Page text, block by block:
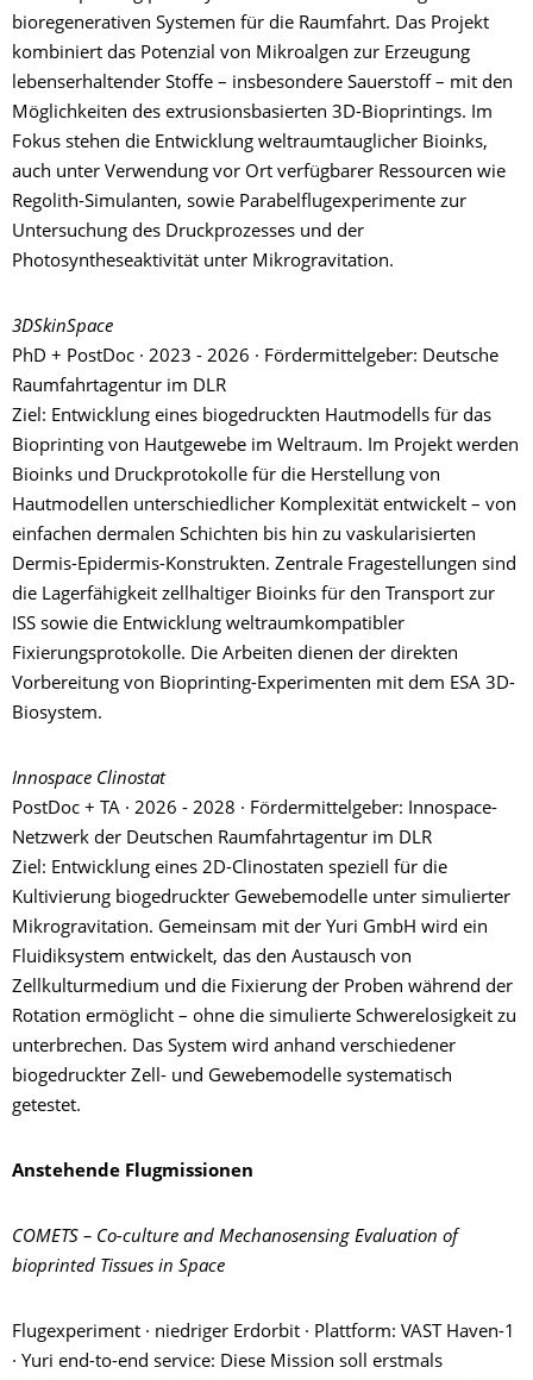
bioregenerativen Systemen für die Raumfahrt. Das Projekt
kombiniert das Potenzial von Mikroalgen zur Erzeugung
lebenserhaltender Stoffe – insbesondere Sauerstoff – mit den
Möglichkeiten des extrusionsbasierten 3D-Bioprintings. Im
Fokus stehen die Entwicklung weltraumtauglicher Bioinks,
auch unter Verwendung vor Ort verfügbarer Ressourcen wie
Regolith-Simulanten, sowie Parabelflugexperimente zur
Untersuchung des Druckprozesses und der
Photosyntheseaktivität unter Mikrogravitation.
3DSkinSpace
PhD + PostDoc · 2023 - 2026 · Fördermittelgeber: Deutsche
Raumfahrtagentur im DLR
Ziel: Entwicklung eines biogedruckten Hautmodells für das
Bioprinting von Hautgewebe im Weltraum. Im Projekt werden
Bioinks und Druckprotokolle für die Herstellung von
Hautmodellen unterschiedlicher Komplexität entwickelt – von
einfachen dermalen Schichten bis hin zu vaskularisierten
Dermis-Epidermis-Konstrukten. Zentrale Fragestellungen sind
die Lagerfähigkeit zellhaltiger Bioinks für den Transport zur
ISS sowie die Entwicklung weltraumkompatibler
Fixierungsprotokolle. Die Arbeiten dienen der direkten
Vorbereitung von Bioprinting-Experimenten mit dem ESA 3D-
Biosystem.
Innospace Clinostat
PostDoc + TA · 2026 - 2028 · Fördermittelgeber: Innospace-
Netzwerk der Deutschen Raumfahrtagentur im DLR
Ziel: Entwicklung eines 2D-Clinostaten speziell für die
Kultivierung biogedruckter Gewebemodelle unter simulierter
Mikrogravitation. Gemeinsam mit der Yuri GmbH wird ein
Fluidiksystem entwickelt, das den Austausch von
Zellkulturmedium und die Fixierung der Proben während der
Rotation ermöglicht – ohne die simulierte Schwerelosigkeit zu
unterbrechen. Das System wird anhand verschiedener
biogedruckter Zell- und Gewebemodelle systematisch
getestet.
Anstehende Flugmissionen
COMETS – Co-culture and Mechanosensing Evaluation of
bioprinted Tissues in Space
Flugexperiment · niedriger Erdorbit · Plattform: VAST Haven-1
· Yuri end-to-end service: Diese Mission soll erstmals